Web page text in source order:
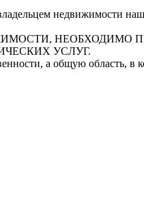
недвижимости
УСЛУГ.
а общую область,